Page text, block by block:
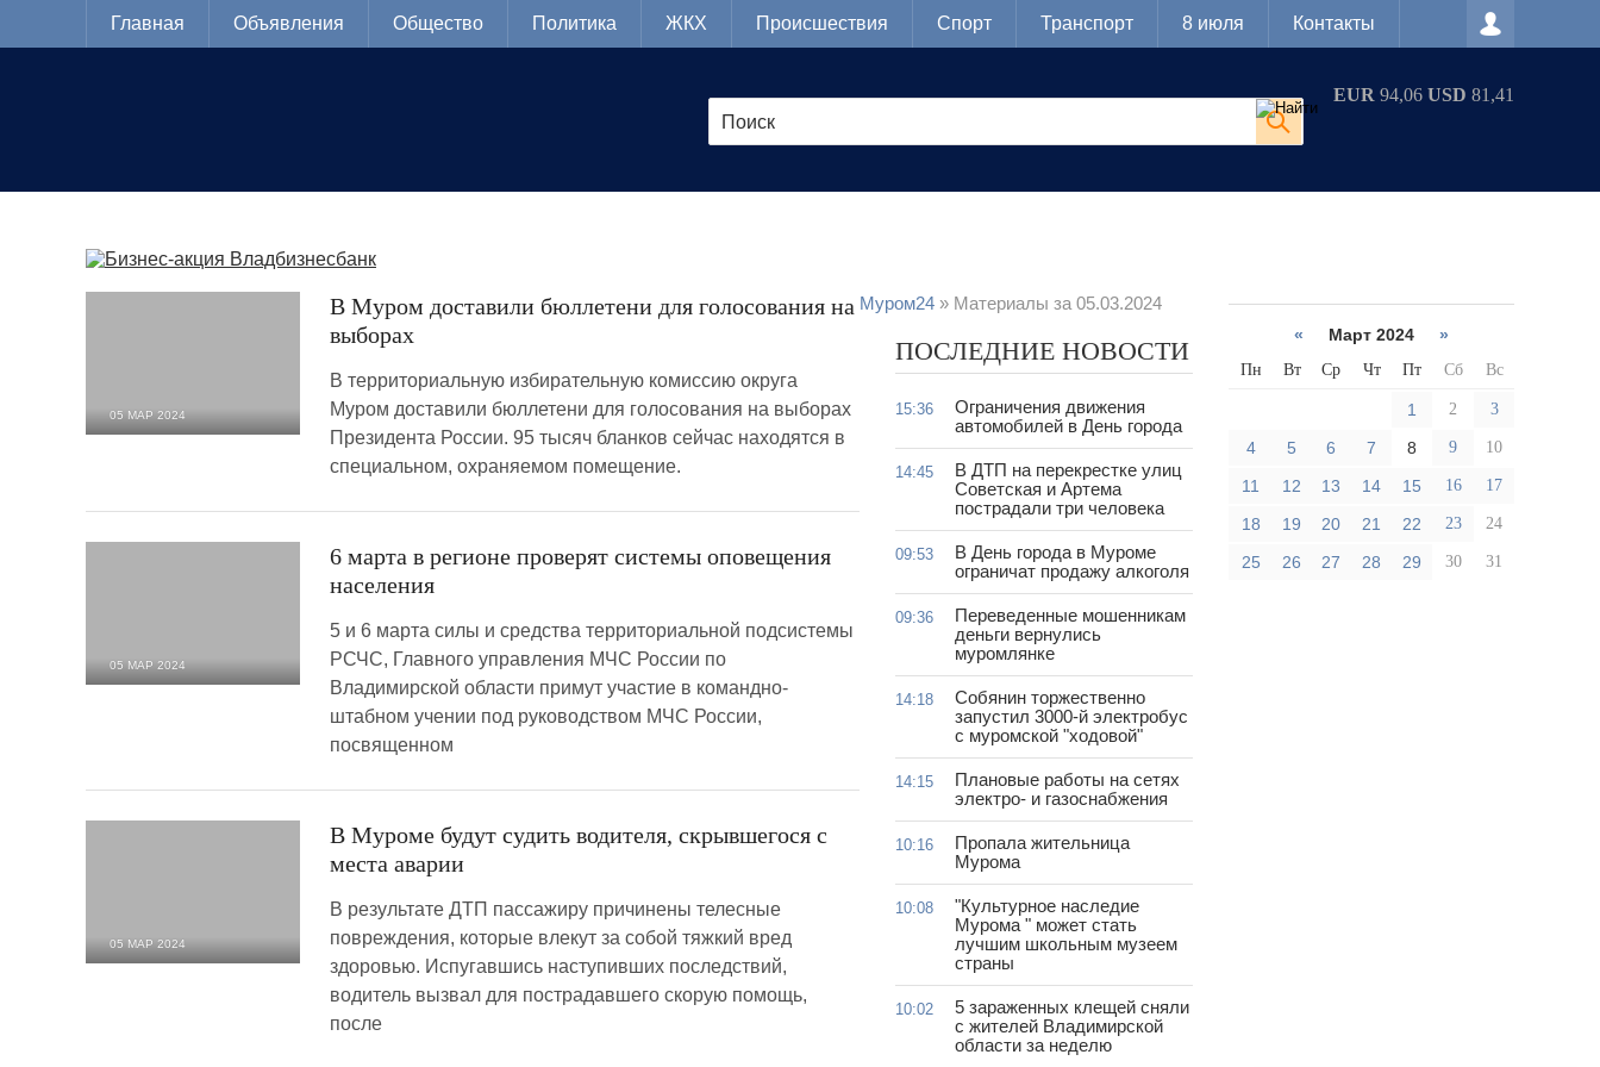
Главная Объявления Общество Политика ЖКХ Происшествия Спорт Транспорт 8 июля Контакты
EUR 94,06 USD 81,41
Муром24 » Материалы за 05.03.2024
05 МАР 2024
В Муром доставили бюллетени для голосования на
выборах
В территориальную избирательную комиссию округа
Муром доставили бюллетени для голосования на выборах
Президента России. 95 тысяч бланков сейчас находятся в
специальном, охраняемом помещение.
05 МАР 2024
6 марта в регионе проверят системы оповещения
населения
5 и 6 марта силы и средства территориальной подсистемы
РСЧС, Главного управления МЧС России по
Владимирской области примут участие в командно-
штабном учении под руководством МЧС России,
посвященном
05 МАР 2024
В Муроме будут судить водителя, скрывшегося с
места аварии
В результате ДТП пассажиру причинены телесные
повреждения, которые влекут за собой тяжкий вред
здоровью. Испугавшись наступивших последствий,
водитель вызвал для пострадавшего скорую помощь,
после
ПОСЛЕДНИЕ НОВОСТИ
15:36
Ограничения движения
автомобилей в День города
14:45
В ДТП на перекрестке улиц
Советская и Артема
пострадали три человека
09:53
В День города в Муроме
ограничат продажу алкоголя
09:36
Переведенные мошенникам
деньги вернулись
муромлянке
14:18
Собянин торжественно
запустил 3000-й электробус
с муромской "ходовой"
14:15
Плановые работы на сетях
электро- и газоснабжения
10:16
Пропала жительница
Мурома
10:08
"Культурное наследие
Мурома " может стать
лучшим школьным музеем
страны
10:02
5 зараженных клещей сняли
с жителей Владимирской
области за неделю
« Март 2024 »
Пн Вт Ср Чт Пт Сб Вс
1 2 3
4 5 6 7 8 9 10
11 12 13 14 15 16 17
18 19 20 21 22 23 24
25 26 27 28 29 30 31